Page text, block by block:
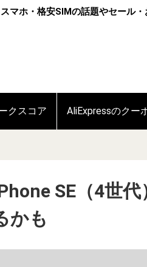
マホ・格安SIMの話題やセール・
クスコア AliExpressのクー
SE（4世
かも